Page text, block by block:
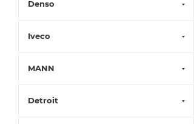
Denso
Iveco
MANN
Detroit